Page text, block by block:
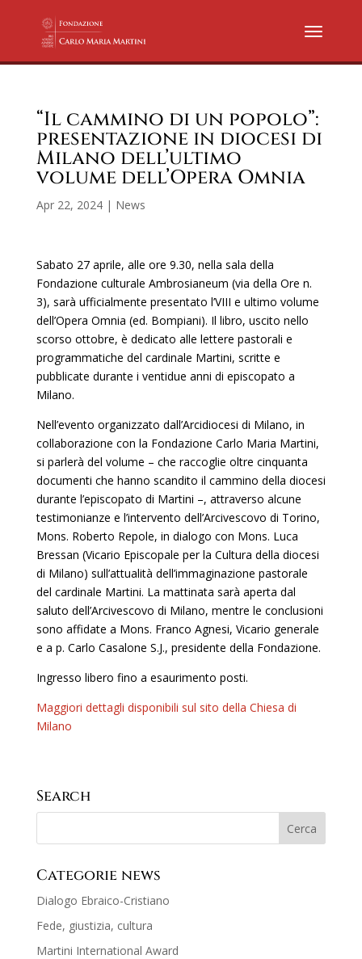
“Il cammino di un popolo”:
presentazione in diocesi di
Milano dell’ultimo
volume dell’Opera Omnia
Apr 22, 2024| News
Sabato 27 aprile, alle ore 9.30, nella sala della
Fondazione culturale Ambrosianeum (via della Ore n.
3), sarà ufficialmente presentato l’VIII e ultimo volume
dell’Opera Omnia (ed. Bompiani). Il libro, uscito nello
scorso ottobre, è dedicato alle lettere pastorali e
programmatiche del cardinale Martini, scritte e
pubblicate durante i ventidue anni di episcopato a
Milano.
Nell’evento organizzato dall’Arcidiocesi di Milano, in
collaborazione con la Fondazione Carlo Maria Martini,
si parlerà del volume – che raccoglie oltre cinquanta
documenti che hanno scandito il cammino della diocesi
durante l’episcopato di Martini –, attraverso alcune
testimonianze e l’intervento dell’Arcivescovo di Torino,
Mons. Roberto Repole, in dialogo con Mons. Luca
Bressan (Vicario Episcopale per la Cultura della diocesi
di Milano) sull’attualità dell’immaginazione pastorale
del cardinale Martini. La mattinata sarà aperta dal
saluto dell’Arcivescovo di Milano, mentre le conclusioni
sono affidate a Mons. Franco Agnesi, Vicario generale
e a p. Carlo Casalone S.J., presidente della Fondazione.
Ingresso libero fino a esaurimento posti.
Maggiori dettagli disponibili sul sito della Chiesa di
Milano
Search
Categorie news
Dialogo Ebraico-Cristiano
Fede, giustizia, cultura
Martini International Award